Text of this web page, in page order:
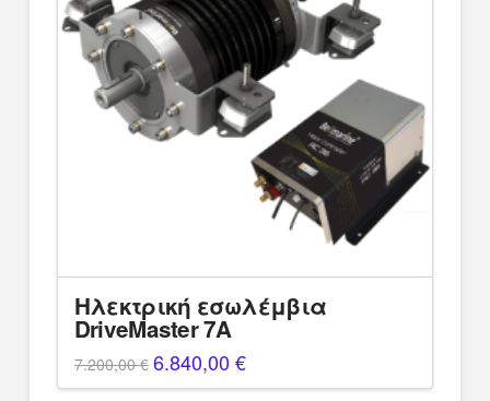
Ηλεκτρική εσωλέμβια
DriveMaster 7A
7.200,00€ Original
price
was:
6.840,00€Η
τρέχουσα
τιμή